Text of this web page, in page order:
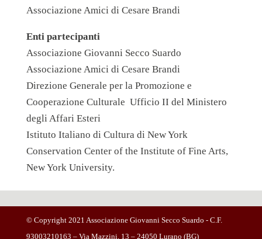
Associazione Amici di Cesare Brandi
Enti partecipanti
Associazione Giovanni Secco Suardo
Associazione Amici di Cesare Brandi
Direzione Generale per la Promozione e
Cooperazione Culturale Ufficio II del Ministero
degli Affari Esteri
Istituto Italiano di Cultura di NewYork
Conservation Center of the Institute of Fine Arts,
New York University.
© Copyright 2021 Associazione Giovanni Secco Suardo - C.F.
93003210163 – Via Mazzini, 13 – 24050 Lurano (BG)